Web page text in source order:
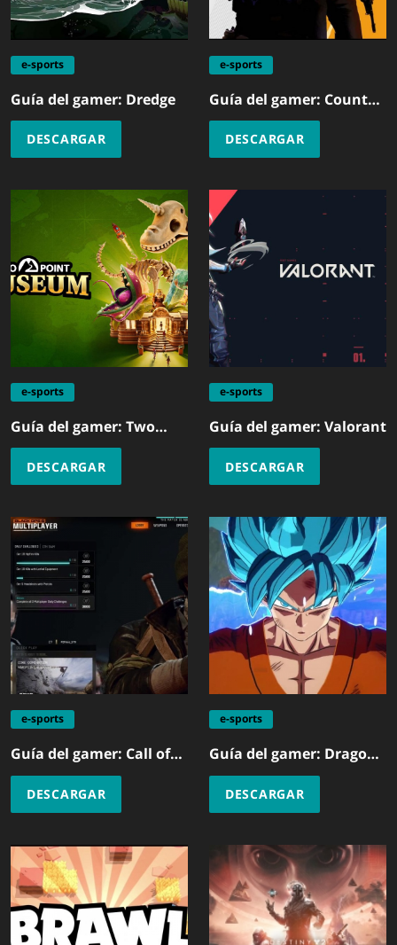
e-sports
Guía del gamer: Dredge
DESCARGAR
e-sports
Guía del gamer: Counter
Strike 2
DESCARGAR
e-sports
Guía del gamer: Two
Point Museum
DESCARGAR
e-sports
Guía del gamer: Valorant
DESCARGAR
e-sports
Guía del gamer: Call of
Duty Black Ops 6
DESCARGAR
e-sports
Guía del gamer: Dragon
Ball Sparking Zero
DESCARGAR